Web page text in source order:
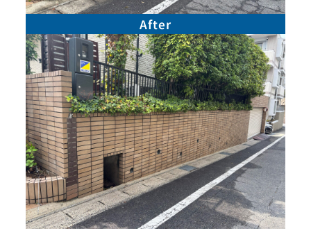
After